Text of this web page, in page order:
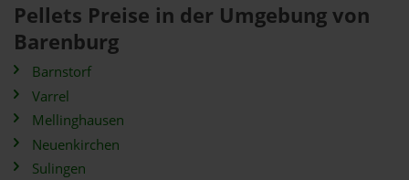
Pellets Preise in der Umgebung von
Barenburg
Barnstorf
Varrel
Mellinghausen
Neuenkirchen
Sulingen